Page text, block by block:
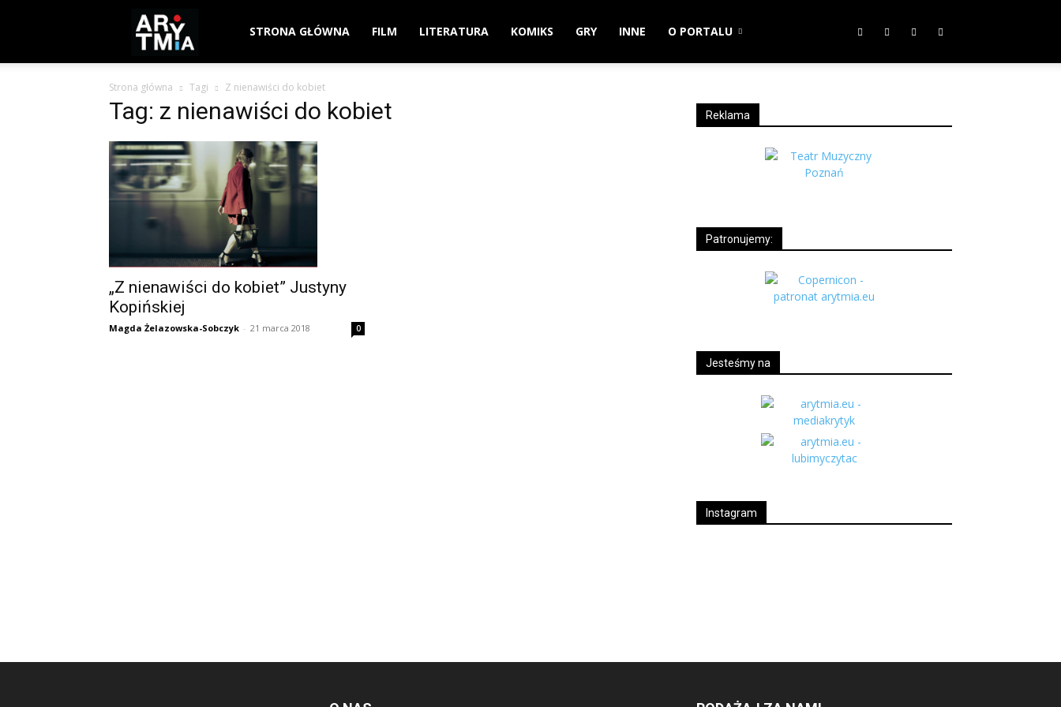
arytmia.eu
STRONA GŁÓWNA FILM LITERATURA KOMIKS GRY INNE O PORTALU
Strona główna Tagi Z nienawiści do kobiet
Tag: z nienawiści do kobiet
„Z nienawiści do kobiet” Justyny
Kopińskiej
Magda Żelazowska-Sobczyk - 21 marca 2018 0
Reklama
Patronujemy:
Jesteśmy na
Instagram